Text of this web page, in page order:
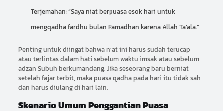
Terjemahan: “Saya niat berpuasa esok hari untuk
mengqadha fardhu bulan Ramadhan karena Allah Ta’ala.”
Penting untuk diingat bahwa niat ini harus sudah terucap
atau terlintas dalam hati sebelum waktu imsak atau sebelum
adzan Subuh berkumandang. Jika seseorang baru berniat
setelah fajar terbit, maka puasa qadha pada hari itu tidak sah
dan harus diulang di hari lain.
Skenario Umum Penggantian Puasa